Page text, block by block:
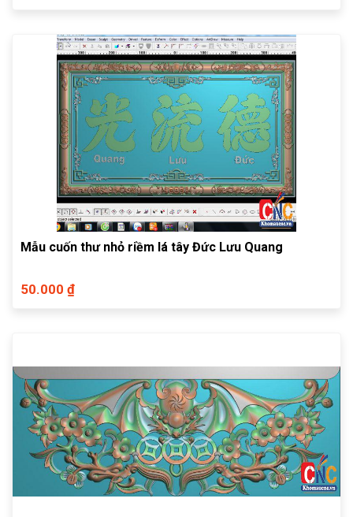
Mẫu cuốn thư nhỏ riềm lá tây Đức Lưu Quang
50.000 ₫